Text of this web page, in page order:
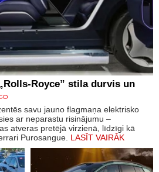
Royce” stila durvis un
savu jauno flagmaņa elektrisko
ar neparastu risinājumu –
atveras pretējā virzienā, līdzīgi kā
Purosangue. LASĪT VAIRĀK